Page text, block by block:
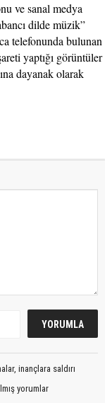
ve sanal medya
dilde müzik”
telefonunda bulunan
yaptığı görüntüler
dayanak olarak
inançlara saldırı
yorumlar